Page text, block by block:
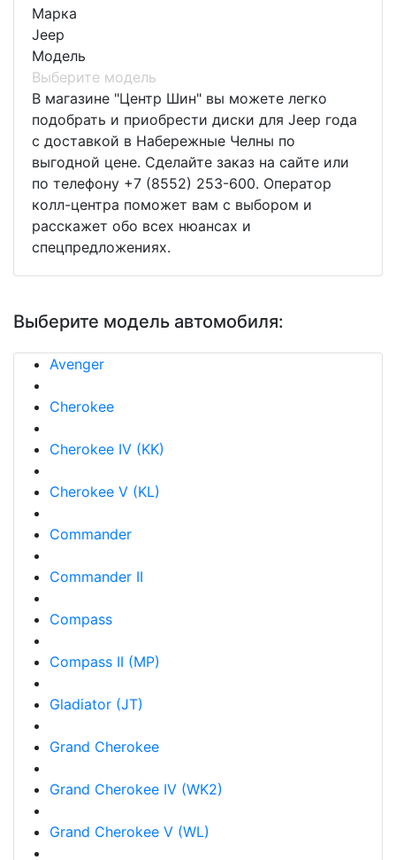
Марка
Jeep
Модель
Выберите модель
В магазине "Центр Шин" вы можете легко
подобрать и приобрести диски для Jeep года
с доставкой в Набережные Челны по
выгодной цене. Сделайте заказ на сайте или
по телефону +7 (8552) 253-600. Оператор
колл-центра поможет вам с выбором и
расскажет обо всех нюансах и
спецпредложениях.
Выберите модель автомобиля:
Avenger
Cherokee
Cherokee IV (KK)
Cherokee V (KL)
Commander
Commander II
Compass
Compass II (MP)
Gladiator (JT)
Grand Cherokee
Grand Cherokee IV (WK2)
Grand Cherokee V (WL)